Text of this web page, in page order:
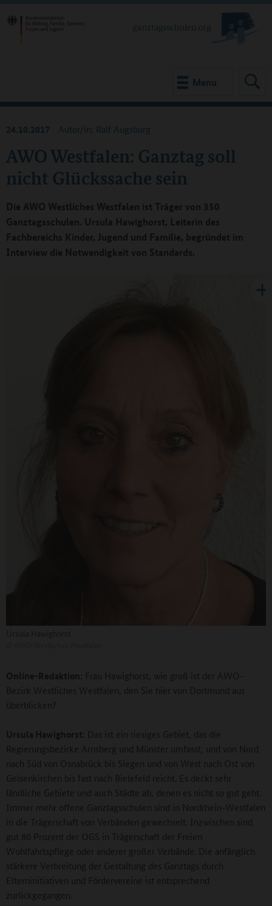
Menu
AWO Westfalen: Ganztag soll
nicht Glückssache sein
24.10.2017 Autor/in: Ralf Augsburg
Die AWO Westliches Westfalen ist Träger von 350
Ganztagsschulen. Ursula Hawighorst, Leiterin des
Fachbereichs Kinder, Jugend und Familie, begründet im
Interview die Notwendigkeit von Standards.
Online-Redaktion: Frau Hawighorst, wie groß ist der AWO-
Bezirk Westliches Westfalen, den Sie hier von Dortmund aus
überblicken?
Ursula Hawighorst: Das ist ein riesiges Gebiet, das die
Regierungsbezirke Arnsberg und Münster umfasst, und von Nord
nach Süd von Osnabrück bis Siegen und von West nach Ost von
Gelsenkirchen bis fast nach Bielefeld reicht. Es deckt sehr
ländliche Gebiete und auch Städte ab, denen es nicht so gut geht.
Immer mehr offene Ganztagsschulen sind in Nordrhein-Westfalen
in die Trägerschaft von Verbänden gewechselt. Inzwischen sind
gut 80 Prozent der OGS in Trägerschaft der Freien
Wohlfahrtspflege oder anderer großer Verbände. Die anfänglich
stärkere Verbreitung der Gestaltung des Ganztags durch
Elterninitiativen und Fördervereine ist entsprechend
zurückgegangen.